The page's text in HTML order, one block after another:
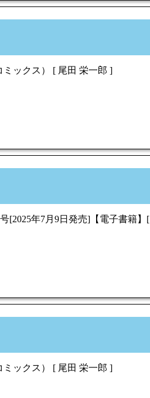
ミックス） [ 尾田 栄一郎 ]
[2025年7月9日発売]【電子書籍】
ミックス） [ 尾田 栄一郎 ]